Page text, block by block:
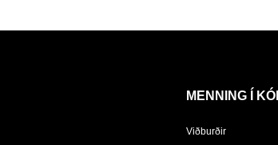
MENNING Í
Viðburðir